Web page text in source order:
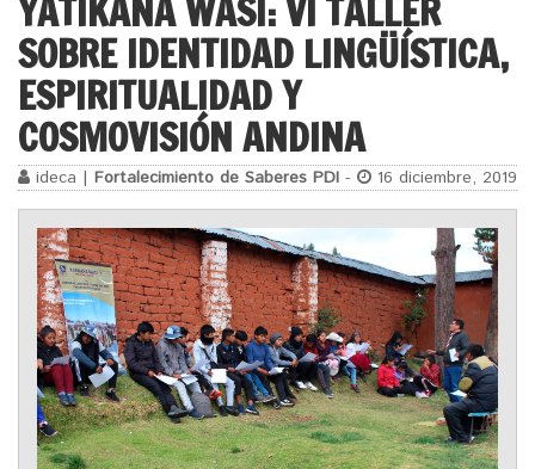
YATIKAÑA WASI: VI TALLER
SOBRE IDENTIDAD LINGÜÍSTICA,
ESPIRITUALIDAD Y
COSMOVISIÓN ANDINA
ideca | Fortalecimiento de Saberes PDI - 16 diciembre, 2019